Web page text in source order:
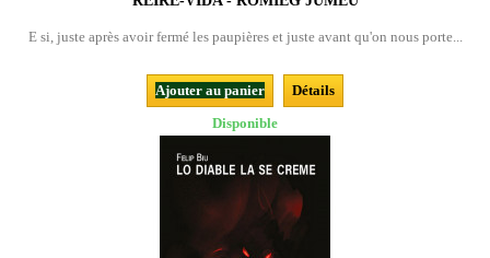
E si, juste après avoir fermé les paupières et juste avant qu'on nous porte...
Ajouter au panier
Détails
Disponible